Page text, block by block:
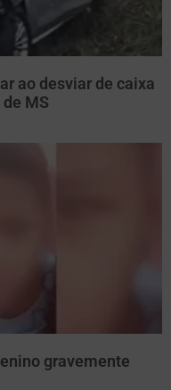
ao desviar de caixa
MS
gravemente